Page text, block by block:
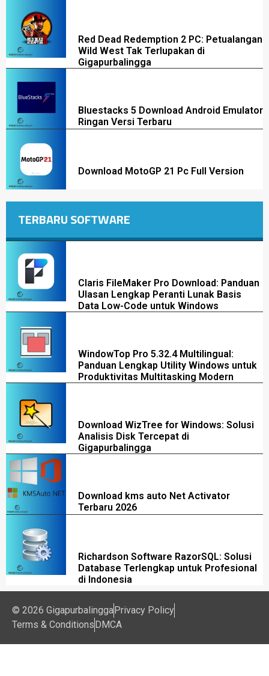
Red Dead Redemption 2 PC: Petualangan
Wild West Tak Terlupakan di
Gigapurbalingga
Bluestacks 5 Download Android Emulator
Ringan Versi Terbaru
Download MotoGP 21 Pc Full Version
TERBARU SOFTWARE
Claris FileMaker Pro Download: Panduan
Ulasan Lengkap Peranti Lunak Basis
Data Low-Code untuk Windows
WindowTop Pro 5.32.4 Multilingual:
Panduan Lengkap Utility Windows untuk
Produktivitas Multitasking Modern
Download WizTree for Windows: Solusi
Analisis Disk Tercepat di
Gigapurbalingga
Download kms auto Net Activator
Terbaru 2026
Richardson Software RazorSQL: Solusi
Database Terlengkap untuk Profesional
di Indonesia
© 2026 GigapurbalinggaPrivacy Policy
Terms & ConditionsDMCA